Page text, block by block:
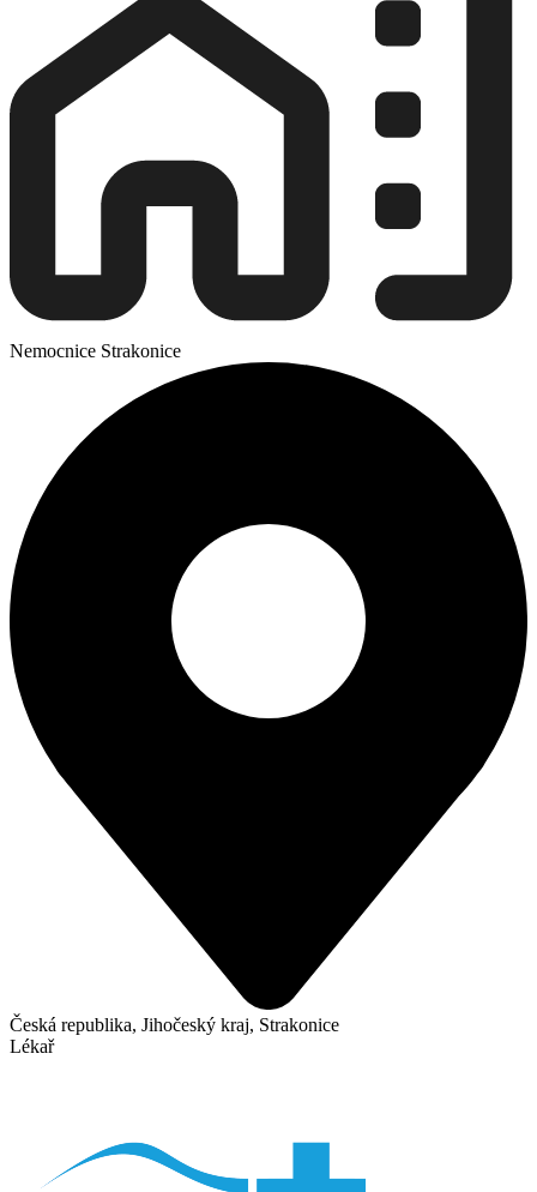
Nemocnice Strakonice
Česká republika, Jihočeský kraj, Strakonice
Lékař